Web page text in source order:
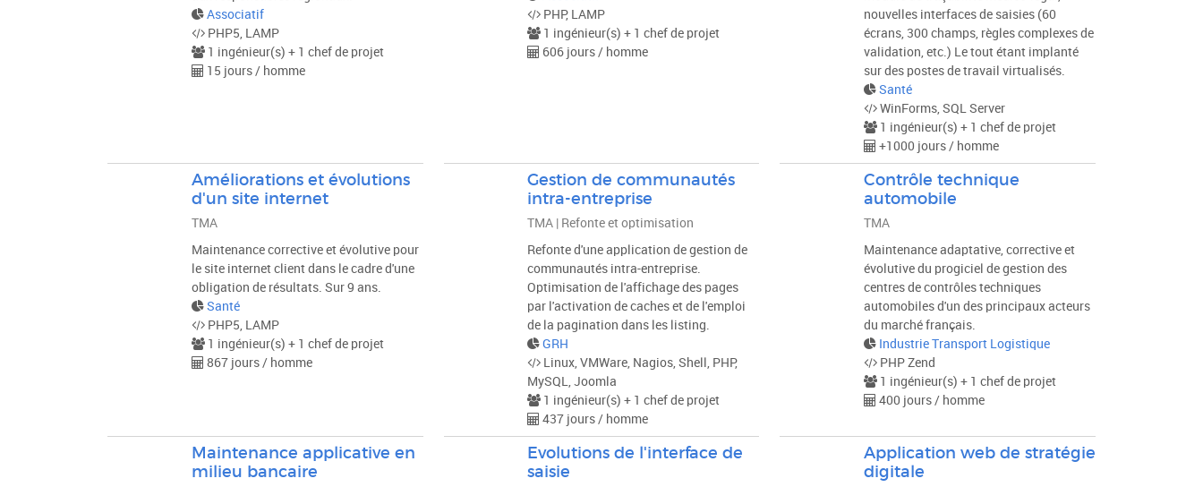
Associatif
PHP5, LAMP
1 ingénieur(s) + 1 chef de projet
15 jours / homme
PHP, LAMP
1 ingénieur(s) + 1 chef de projet
606 jours / homme
nouvelles interfaces de saisies (60
écrans, 300 champs, règles complexes de
validation, etc.) Le tout étant implanté
sur des postes de travail virtualisés.
Santé
WinForms, SQL Server
1 ingénieur(s) + 1 chef de projet
+1000 jours / homme
Améliorations et évolutions
d'un site internet
TMA
Maintenance corrective et évolutive pour
le site internet client dans le cadre d'une
obligation de résultats. Sur 9 ans.
Santé
PHP5, LAMP
1 ingénieur(s) + 1 chef de projet
867 jours / homme
Gestion de communautés
intra-entreprise
TMA | Refonte et optimisation
Refonte d'une application de gestion de
communautés intra-entreprise.
Optimisation de l'affichage des pages
par l'activation de caches et de l'emploi
de la pagination dans les listing.
GRH
Linux, VMWare, Nagios, Shell, PHP,
MySQL, Joomla
1 ingénieur(s) + 1 chef de projet
437 jours / homme
Contrôle technique
automobile
TMA
Maintenance adaptative, corrective et
évolutive du progiciel de gestion des
centres de contrôles techniques
automobiles d'un des principaux acteurs
du marché français.
Industrie Transport Logistique
PHP Zend
1 ingénieur(s) + 1 chef de projet
400 jours / homme
Maintenance applicative en
milieu bancaire
Evolutions de l'interface de
saisie
Application web de stratégie
digitale